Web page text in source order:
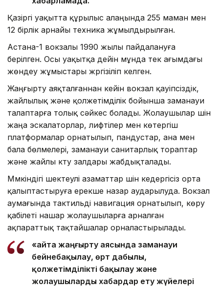
Қазіргі уақытта құрылыс алаңында 255 маман мен
12 бірлік арнайы техника жұмылдырылған.
Астана-1 вокзалы 1990 жылы пайдалануға
берілген. Осы уақытқа дейін мұнда тек ағымдағы
жөндеу жұмыстары жүргізіліп келген.
Жаңғырту аяқталғаннан кейін вокзал қауіпсіздік,
жайлылық және қолжетімділік бойынша заманауи
талаптарға толық сәйкес болады. Жолаушылар үшін
жаңа эскалаторлар, лифтілер мен көтергіш
платформалар орнатылып, пандустар, ана мен
бала бөлмелері, заманауи санитарлық тораптар
және жайлы күту залдары жабдықталады.
Мүмкіндігі шектеулі азаматтар үшін кедергісіз орта
қалыптастыруға ерекше назар аударылуда. Вокзал
аумағында тактильді навигация орнатылып, көру
қабілеті нашар жолаушыларға арналған
ақпараттық тақтайшалар орналастырылады.
«Қайта жаңғырту аясында заманауи
бейнебақылау, өрт дабылы,
қолжетімділікті бақылау және
жолаушыларды хабардар ету жүйелері